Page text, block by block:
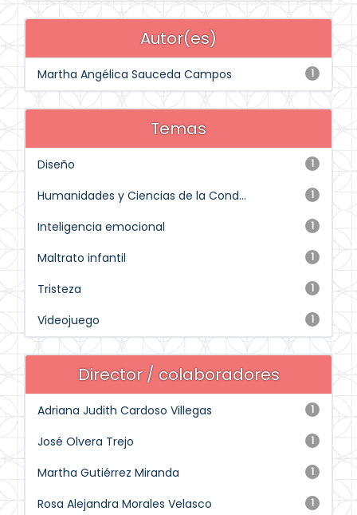
Autor(es)
1
Martha Angélica Sauceda Campos
Temas
1
Diseño
1
Humanidades y Ciencias de la Cond...
1
Inteligencia emocional
1
Maltrato infantil
1
Tristeza
1
Videojuego
Director / colaboradores
1
Adriana Judith Cardoso Villegas
1
José Olvera Trejo
1
Martha Gutiérrez Miranda
1
Rosa Alejandra Morales Velasco